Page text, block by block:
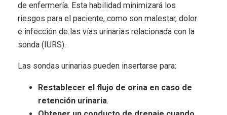
de enfermería. Esta habilidad minimizará los
riesgos para el paciente, como son malestar, dolor
e infección de las vías urinarias relacionada con la
sonda (IURS).
Las sondas urinarias pueden insertarse para:
Restablecer el flujo de orina en caso de
retención urinaria.